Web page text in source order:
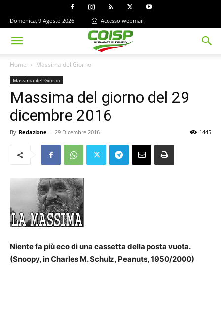
Domenica, 9 Agosto 2026 Accesso webmail
Home Massima del Giorno
Massima del Giorno
Massima del giorno del 29
dicembre 2016
By Redazione - 29 Dicembre 2016 1445
Niente fa più eco di una cassetta della posta vuota.
(Snoopy, in Charles M. Schulz, Peanuts, 1950/2000)